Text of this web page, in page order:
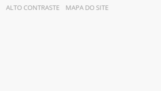
ALTO CONTRASTE MAPA DO SITE